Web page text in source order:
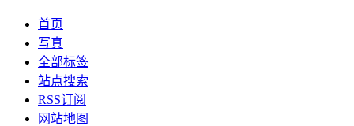
首页
写真
全部标签
站点搜索
RSS订阅
网站地图